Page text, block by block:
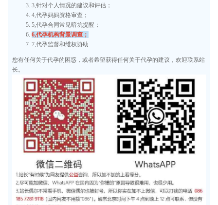
3,针对个人情况的建议和评估；
4,代孕妈妈资格审查；
5,代孕合同常见暗坑提醒；
6,代孕机构背景调查；
7,代孕监督和维权协助
您有任何关于代孕的困惑，或者希望获得任何关于代孕的建议，欢迎联系站
长。